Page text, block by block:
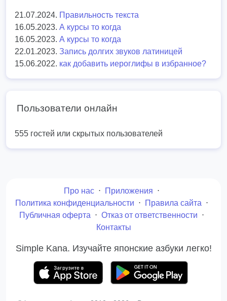
21.07.2024. Правильность текста
16.05.2023. А курсы то когда
16.05.2023. А курсы то когда
22.01.2023. Запись долгих звуков латиницей
15.06.2022. как добавить иероглифы в избранное?
Пользователи онлайн
555 гостей или скрытых пользователей
Про нас ⋅ Приложения ⋅
Политика конфиденциальности ⋅ Правила сайта ⋅
Публичная оферта ⋅ Отказ от ответственности ⋅
Контакты
Simple Kana. Изучайте японские азбуки легко!